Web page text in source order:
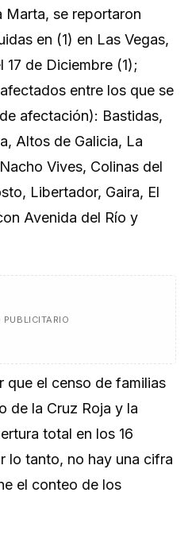
Marta, se reportaron
en (1) en Las Vegas,
de Diciembre (1);
entre los que se
afectación): Bastidas,
Altos de Galicia, La
Vives, Colinas del
Libertador, Gaira, El
Avenida del Río y
PUBLICITARIO
que el censo de familias
de la Cruz Roja y la
total en los 16
lo tanto, no hay una cifra
el conteo de los